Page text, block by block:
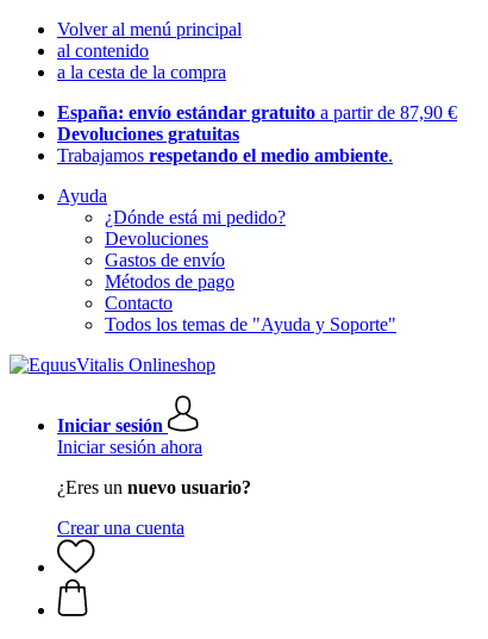
Volver al menú principal
al contenido
a la cesta de la compra
España: envío estándar gratuito a partir de 87,90 €
Devoluciones gratuitas
Trabajamos respetando el medio ambiente.
Ayuda
¿Dónde está mi pedido?
Devoluciones
Gastos de envío
Métodos de pago
Contacto
Todos los temas de "Ayuda y Soporte"
Iniciar sesión
Iniciar sesión ahora
¿Eres un nuevo usuario?
Crear una cuenta